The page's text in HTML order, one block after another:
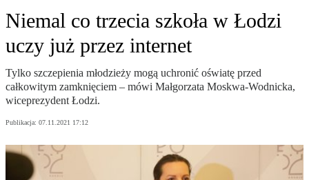
Niemal co trzecia szkoła w Łodzi
uczy już przez internet
Tylko szczepienia młodzieży mogą uchronić oświatę przed
całkowitym zamknięciem – mówi Małgorzata Moskwa-Wodnicka,
wiceprezydent Łodzi.
Publikacja: 07.11.2021 17:12